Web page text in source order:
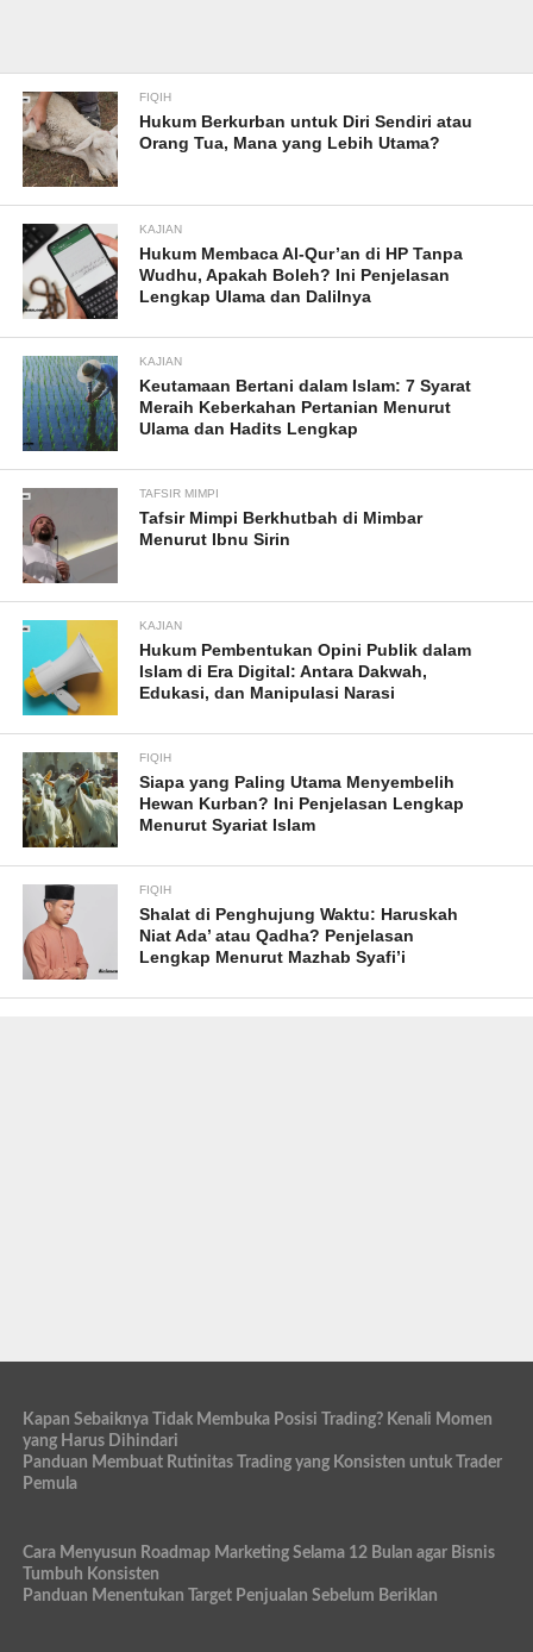
FIQIH
Hukum Berkurban untuk Diri Sendiri atau
Orang Tua, Mana yang Lebih Utama?
KAJIAN
Hukum Membaca Al-Qur’an di HP Tanpa
Wudhu, Apakah Boleh? Ini Penjelasan
Lengkap Ulama dan Dalilnya
KAJIAN
Keutamaan Bertani dalam Islam: 7 Syarat
Meraih Keberkahan Pertanian Menurut
Ulama dan Hadits Lengkap
TAFSIR MIMPI
Tafsir Mimpi Berkhutbah di Mimbar
Menurut Ibnu Sirin
KAJIAN
Hukum Pembentukan Opini Publik dalam
Islam di Era Digital: Antara Dakwah,
Edukasi, dan Manipulasi Narasi
FIQIH
Siapa yang Paling Utama Menyembelih
Hewan Kurban? Ini Penjelasan Lengkap
Menurut Syariat Islam
FIQIH
Shalat di Penghujung Waktu: Haruskah
Niat Ada’ atau Qadha? Penjelasan
Lengkap Menurut Mazhab Syafi’i
Kapan Sebaiknya Tidak Membuka Posisi Trading? Kenali Momen
yang Harus Dihindari
Panduan Membuat Rutinitas Trading yang Konsisten untuk Trader
Pemula
Cara Menyusun Roadmap Marketing Selama 12 Bulan agar Bisnis
Tumbuh Konsisten
Panduan Menentukan Target Penjualan Sebelum Beriklan